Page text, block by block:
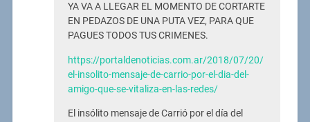
YA VA A LLEGAR EL MOMENTO DE CORTARTE
EN PEDAZOS DE UNA PUTA VEZ, PARA QUE
PAGUES TODOS TUS CRIMENES.
https://portaldenoticias.com.ar/2018/07/20/
el-insolito-mensaje-de-carrio-por-el-dia-del-
amigo-que-se-vitaliza-en-las-redes/
El insólito mensaje de Carrió por el día del